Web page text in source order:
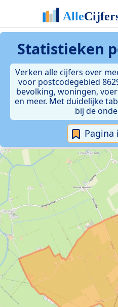
Statistieken
Verken alle cijfers over
voor postcodegebied
bevolking, woningen,
en meer. Met duidelijke
bij de